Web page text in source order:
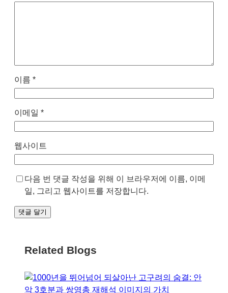
이름 *
이메일 *
웹사이트
다음 번 댓글 작성을 위해 이 브라우저에 이름, 이메
일, 그리고 웹사이트를 저장합니다.
Related Blogs